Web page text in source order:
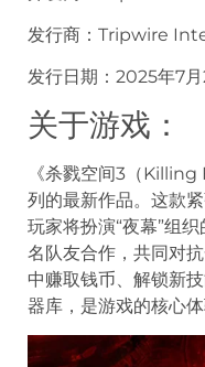
发行商：Tripwire
发行日期：2025年7月
关于游戏：
《杀戮空间3（
列的最新作品。这款
玩家将扮演“夜幕”组
名队友合作，共同对
中赚取钱币、解锁新
器库，是游戏的核心体